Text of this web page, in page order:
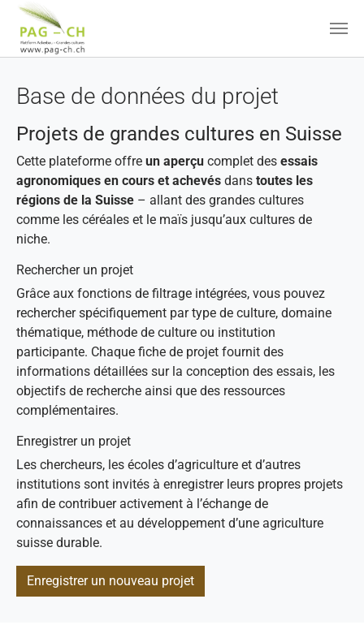
Base de données du projet
Projets de grandes cultures en Suisse
Cette plateforme offre un aperçu complet des essais
agronomiques en cours et achevés dans toutes les
régions de la Suisse – allant des grandes cultures
comme les céréales et le maïs jusqu’aux cultures de
niche.
Rechercher un projet
Grâce aux fonctions de filtrage intégrées, vous pouvez
rechercher spécifiquement par type de culture, domaine
thématique, méthode de culture ou institution
participante. Chaque fiche de projet fournit des
informations détaillées sur la conception des essais, les
objectifs de recherche ainsi que des ressources
complémentaires.
Enregistrer un projet
Les chercheurs, les écoles d’agriculture et d’autres
institutions sont invités à enregistrer leurs propres projets
afin de contribuer activement à l’échange de
connaissances et au développement d’une agriculture
suisse durable.
Enregistrer un nouveau projet